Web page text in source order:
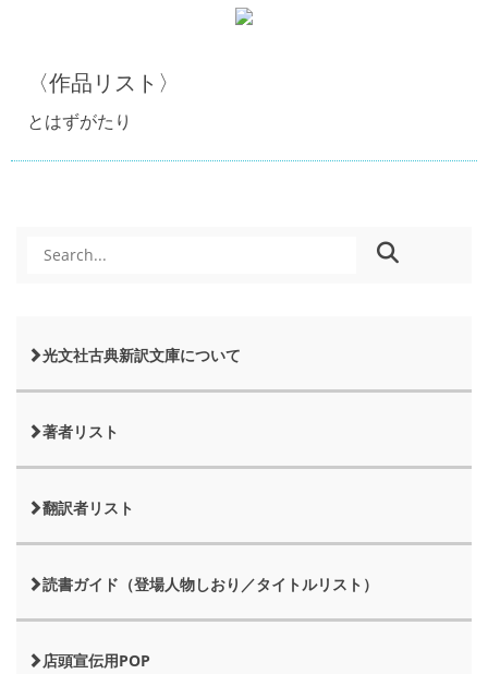
〈作品リスト〉
とはずがたり
光文社古典新訳文庫について
著者リスト
翻訳者リスト
読書ガイド（登場人物しおり／タイトルリスト）
店頭宣伝用POP